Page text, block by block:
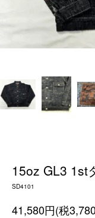
15oz GL3
SD4101
41,580円(税